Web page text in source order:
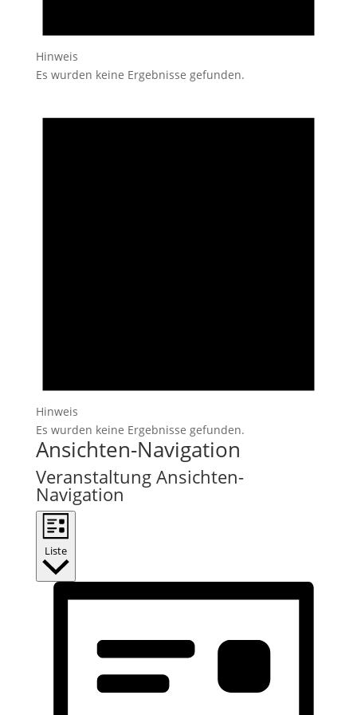
Hinweis
Es wurden keine Ergebnisse gefunden.
Hinweis
Es wurden keine Ergebnisse gefunden.
Ansichten-Navigation
Veranstaltung Ansichten-
Navigation
Liste